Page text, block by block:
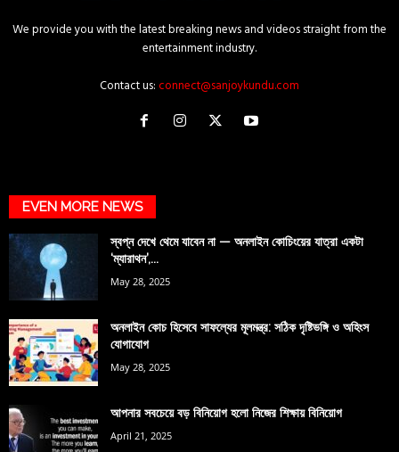
We provide you with the latest breaking news and videos straight from the
entertainment industry.
Contact us: connect@sanjoykundu.com
EVEN MORE NEWS
স্বপ্ন দেখে থেমে যাবেন না — অনলাইন কোচিংয়ের যাত্রা একটা
‘ম্যারাথন’,...
May 28, 2025
অনলাইন কোচ হিসেবে সাফল্যের মূলমন্ত্র: সঠিক দৃষ্টিভঙ্গি ও অহিংস
যোগাযোগ
May 28, 2025
আপনার সবচেয়ে বড় বিনিয়োগ হলো নিজের শিক্ষায় বিনিয়োগ
April 21, 2025